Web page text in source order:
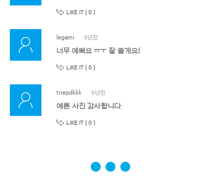
LIKE IT ( 0 )
legami 9년전
너무 예뻐요 ㅠㅜ 잘 쓸게요!
LIKE IT ( 0 )
tnepdkkk 9년전
예쁜 사진 감사합니다
LIKE IT ( 0 )